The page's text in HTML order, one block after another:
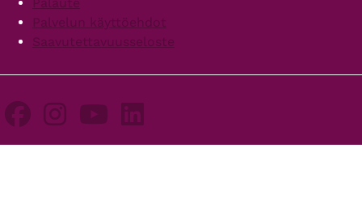
Palaute
Palvelun käyttöehdot
Saavutettavuusseloste